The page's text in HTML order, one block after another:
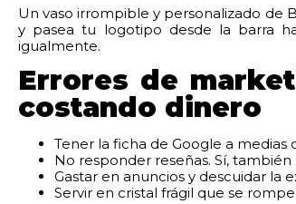
Un vaso irrompible y personalizado de
y pasea tu logotipo desde la barra
igualmente.
Errores de
costando dinero
Tener la ficha de Google a medias
No responder reseñas. Sí, también
Gastar en anuncios y descuidar la
Servir en cristal frágil que se